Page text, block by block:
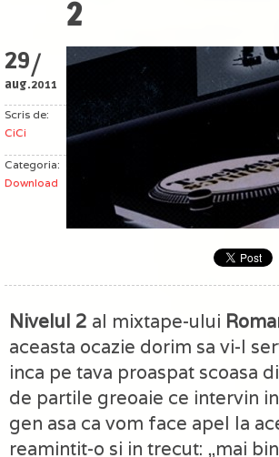
2
29/
aug.2011
Scris de:
CiCi
Categoria:
Download
Nivelul 2 al mixtape-ului
aceasta ocazie dorim sa vi-l
inca pe tava proaspat scoasa
de partile greoaie ce intervin
gen asa ca vom face apel la
reamintit-o si in trecut: „mai